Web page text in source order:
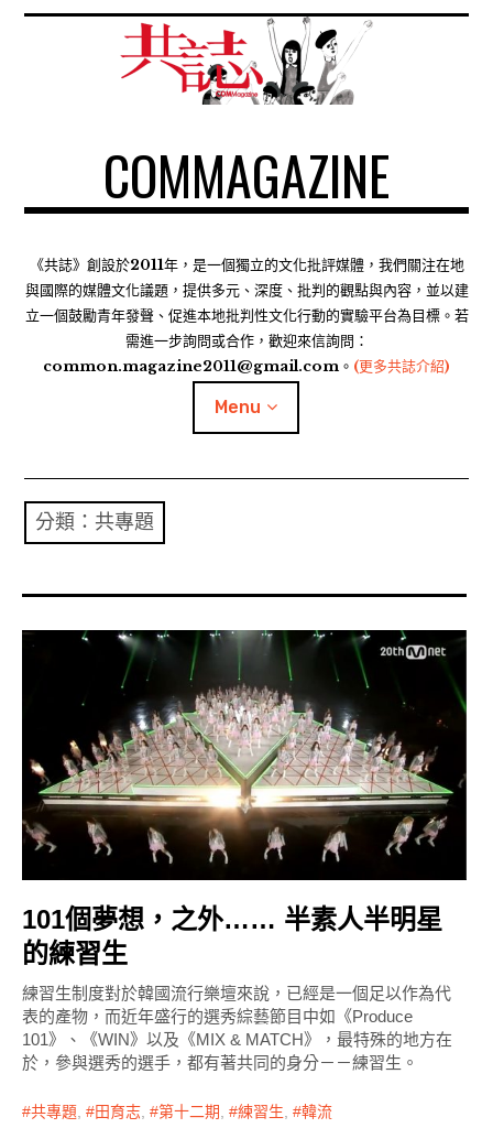
COMMAGAZINE
《共誌》創設於2011年，是一個獨立的文化批評媒體，我們關注在地
與國際的媒體文化議題，提供多元、深度、批判的觀點與內容，並以建
立一個鼓勵青年發聲、促進本地批判性文化行動的實驗平台為目標。若
需進一步詢問或合作，歡迎來信詢問：
common.magazine2011@gmail.com。 (更多共誌介紹)
Menu
共專題
勞動誌
共誌寫手
各期目錄
索取共誌
分類：共專題
101個夢想，之外…… 半素人半明星
的練習生
練習生制度對於韓國流行樂壇來說，已經是一個足以作為代
表的產物，而近年盛行的選秀綜藝節目中如《Produce
101》、《WIN》以及《MIX & MATCH》，最特殊的地方在
於，參與選秀的選手，都有著共同的身分－－練習生。
共專題 , 田育志 , 第十二期 , 練習生 , 韓流